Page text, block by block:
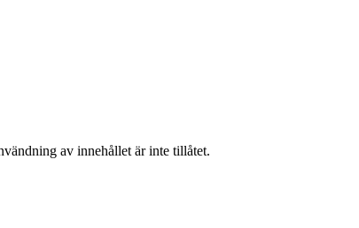
av innehållet är inte tillåtet.